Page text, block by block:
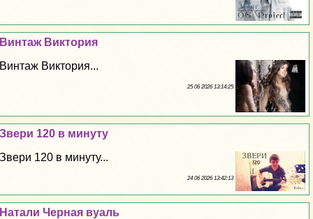
Винтаж Виктория
Винтаж Виктория...
25 06 2026 13:14:25
Звери 120 в минуту
Звери 120 в минуту...
24 06 2026 13:42:13
Натали Черная вуаль